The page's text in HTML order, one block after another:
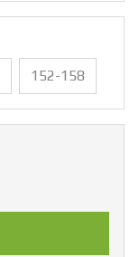
152-158